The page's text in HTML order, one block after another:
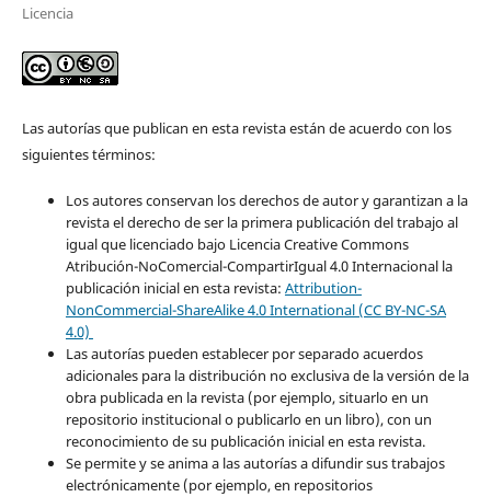
Licencia
Las autorías que publican en esta revista están de acuerdo con los
siguientes términos:
Los autores conservan los derechos de autor y garantizan a la
revista el derecho de ser la primera publicación del trabajo al
igual que licenciado bajo Licencia Creative Commons
Atribución-NoComercial-CompartirIgual 4.0 Internacional la
publicación inicial en esta revista: Attribution-
NonCommercial-ShareAlike 4.0 International (CC BY-NC-SA
4.0)
Las autorías pueden establecer por separado acuerdos
adicionales para la distribución no exclusiva de la versión de la
obra publicada en la revista (por ejemplo, situarlo en un
repositorio institucional o publicarlo en un libro), con un
reconocimiento de su publicación inicial en esta revista.
Se permite y se anima a las autorías a difundir sus trabajos
electrónicamente (por ejemplo, en repositorios